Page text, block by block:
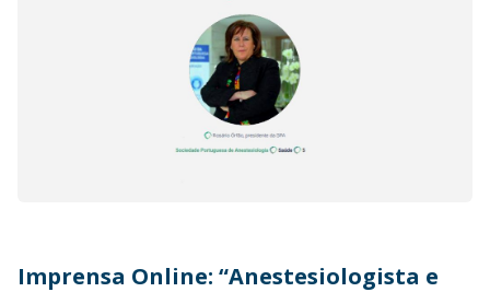
Imprensa Online: “Anestesiologista e